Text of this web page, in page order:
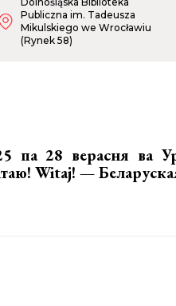
Publiczna im. Tadeusza
Mikulskiego we Wrocławiu
(Rynek 58)
па 28 верасня ва
Witaj! —